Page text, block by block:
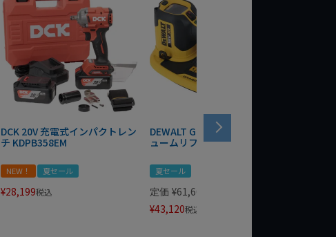
DCK 20V 充電式インパクトレン
チ KDPB358EM
NEW！ 夏セール
¥28,199税込
DEWALT GRABO 18V電動バキ
ュームリフター DCE590N-XJ
夏セール
定価 ¥61,600
¥43,120税込